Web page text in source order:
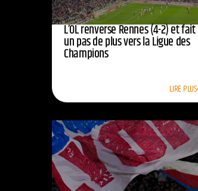
L’OL renverse Rennes (4-2) et fait
un pas de plus vers la Ligue des
Champions
LIRE PLUS